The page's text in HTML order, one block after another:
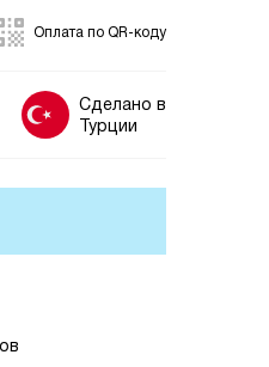
Оплата по QR-коду
Сделано в
Турции